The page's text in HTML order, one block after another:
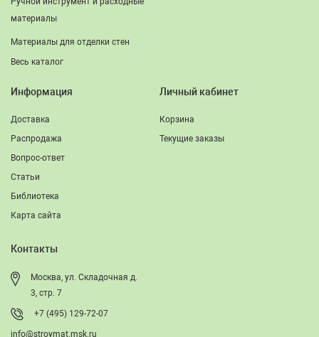
Контакты
Москва, ул. Складочная д.
3, стр. 7
+7 (495) 129-72-07
info@stroymat.msk.ru
материалы
Материалы для отделки стен
Весь каталог
Информация
Доставка
Распродажа
Вопрос-ответ
Статьи
Библиотека
Карта сайта
Личный кабинет
Корзина
Текущие заказы